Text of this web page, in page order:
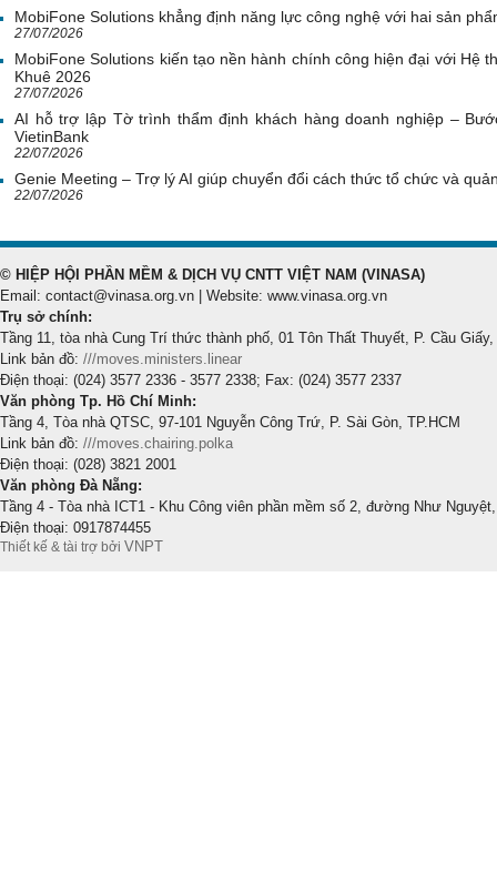
MobiFone Solutions khẳng định năng lực công nghệ với hai sản
27/07/2026
MobiFone Solutions kiến tạo nền hành chính công hiện đại với Hệ
Khuê 2026
27/07/2026
AI hỗ trợ lập Tờ trình thẩm định khách hàng doanh nghiệp –
VietinBank
22/07/2026
Genie Meeting – Trợ lý AI giúp chuyển đổi cách thức tổ chức và
22/07/2026
© HIỆP HỘI PHẦN MỀM & DỊCH VỤ CNTT VIỆT NAM (VINASA)
Email: contact@vinasa.org.vn | Website: www.vinasa.org.vn
Trụ sở chính:
Tầng 11, tòa nhà Cung Trí thức thành phố, 01 Tôn Thất Thuyết, P. Cầu Giấy,
Link bản đồ: ///moves.ministers.linear
Điện thoại: (024) 3577 2336 - 3577 2338; Fax: (024) 3577 2337
Văn phòng Tp. Hồ Chí Minh:
Tầng 4, Tòa nhà QTSC, 97-101 Nguyễn Công Trứ, P. Sài Gòn, TP.HCM
Link bản đồ: ///moves.chairing.polka
Điện thoại: (028) 3821 2001
Văn phòng Đà Nẵng:
Tầng 4 - Tòa nhà ICT1 - Khu Công viên phần mềm số 2, đường Như
Điện thoại: 0917874455
Thiết kế & tài trợ bởi VNPT